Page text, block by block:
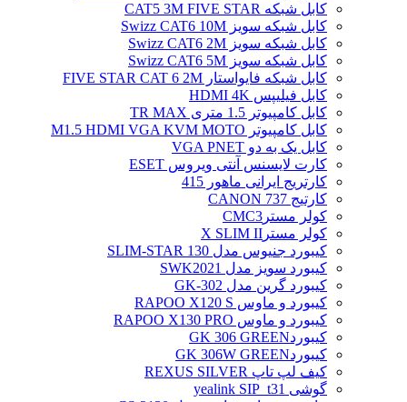
کابل شبکه CAT5 3M FIVE STAR
کابل شبکه سویز Swizz CAT6 10M
کابل شبکه سویز Swizz CAT6 2M
کابل شبکه سویز Swizz CAT6 5M
کابل شبکه فایواستار FIVE STAR CAT 6 2M
کابل فیلیپس HDMI 4K
کابل کامپیوتر 1.5 متری TR MAX
کابل کامپیوتر M1.5 HDMI VGA KVM MOTO
کابل یک به دو VGA PNET
کارت لایسنس آنتی ویروس ESET
کارتریج ایرانی ماهور 415
کارتیج 737 CANON
کولر مسترCMC3
کولر مسترX SLIM II
کیبورد جنیوس مدل SLIM-STAR 130
کیبورد سویز مدل SWK2021
کیبورد گرین مدل GK-302
کیبورد و ماوس RAPOO X120 S
کیبورد و ماوس RAPOO X130 PRO
کیبوردGK 306 GREEN
کیبوردGK 306W GREEN
کیف لپ تاپ REXUS SILVER
گوشی yealink SIP_t31